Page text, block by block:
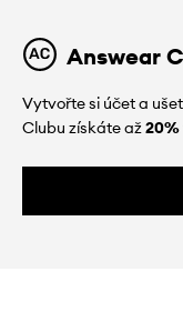
Answear
Vytvořte si účet a
Clubu získáte až20%